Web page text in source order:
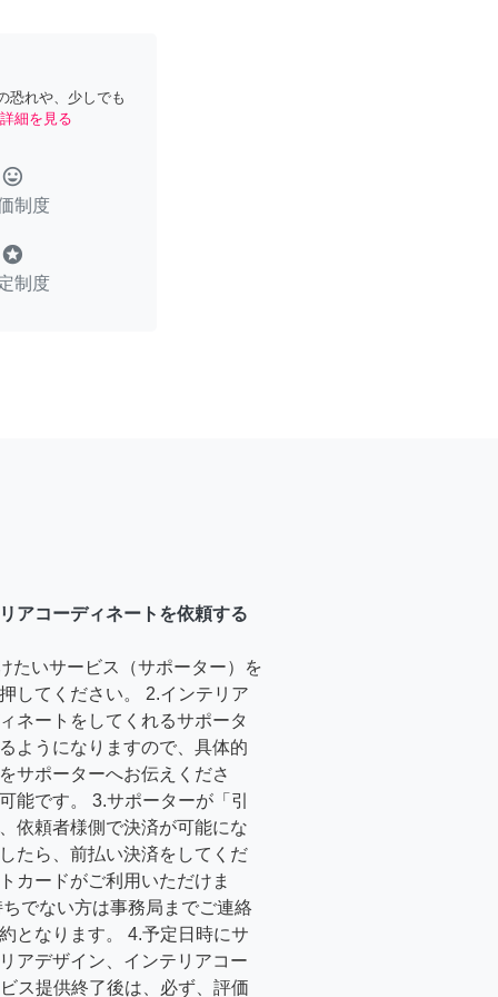
恐れや、少しでも
詳細を見る
tag_faces
制度
stars
制度
アコーディネートを依頼する
たいサービス（サポーター）を
してください。 2.インテリア
ネートをしてくれるサポータ
ようになりますので、具体的
サポーターへお伝えくださ
能です。 3.サポーターが「引
依頼者様側で決済が可能にな
たら、前払い決済をしてくだ
カードがご利用いただけま
でない方は事務局までご連絡
となります。 4.予定日時にサ
アデザイン、インテリアコー
ス提供終了後は、必ず、評価